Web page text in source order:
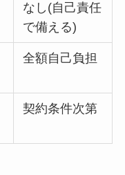
なし(自己責任
で備える)
全額自己負担
契約条件次第